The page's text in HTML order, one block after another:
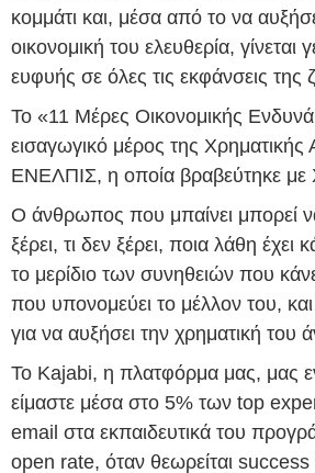
κομμάτι και, μέσα από το να
οικονομική του ελευθερία, γίνεται
ευφυής σε όλες τις εκφάνσεις της
Το «11 Μέρες Οικονομικής
εισαγωγικό μέρος της Χρηματικής
ΕΝΕΛΠΙΣ, η οποία βραβεύτηκε με
Ο άνθρωπος που μπαίνει μπορεί
ξέρει, τι δεν ξέρει, ποια λάθη έχει
το μερίδιο των συνηθειών που
που υπονομεύει το μέλλον του, και
για να αυξήσει την χρηματική του
Το Kajabi, η πλατφόρμα μας, μας
είμαστε μέσα στο 5% των top
email στα εκπαιδευτικά του
open rate, όταν θεωρείται